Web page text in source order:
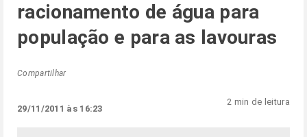
racionamento de água para
população e para as lavouras
Compartilhar
29/11/2011 às 16:23
2 min de leitura